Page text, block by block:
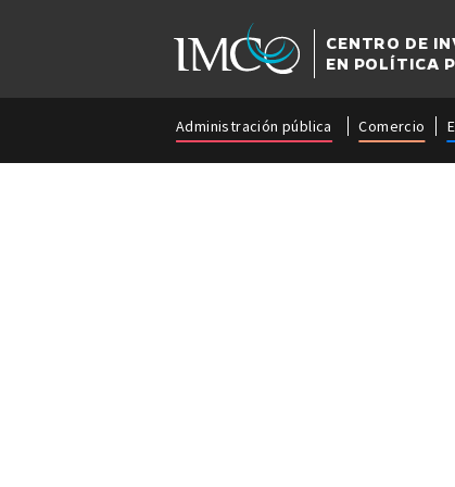
CENTRO DE
EN POLÍTICA
Administración pública Comercio